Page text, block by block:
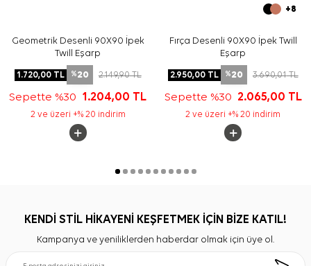
Geometrik Desenli 90X90 İpek
Twill Eşarp
1.720,00TL %20 2.149,90TL
Sepette %30 1.204,00 TL
2 ve üzeri +% 20 indirim
+8
Fırça Desenli 90X90 İpek Twill
Eşarp
2.950,00TL %20 3.690,01TL
Sepette %30 2.065,00 TL
2 ve üzeri +% 20 indirim
KENDİ STİL HİKAYENİ KEŞFETMEK İÇİN BİZE KATIL!
Kampanya ve yeniliklerden haberdar olmak için üye ol.